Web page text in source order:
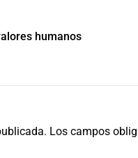
humanos
Los campos